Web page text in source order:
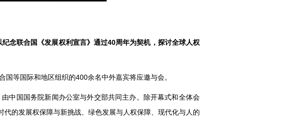
念联合国《发展权利宣言》通过40周年为契机，探讨全球人权
等国际和地区组织的400余名中外嘉宾将应邀与会。
中国国务院新闻办公室与外交部共同主办。除开幕式和全体会
的发展权保障与新挑战、绿色发展与人权保障、现代化与人的